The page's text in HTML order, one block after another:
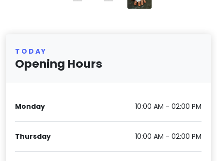
TODAY
Opening Hours
Monday 10:00 AM - 02:00 PM
Thursday 10:00 AM - 02:00 PM